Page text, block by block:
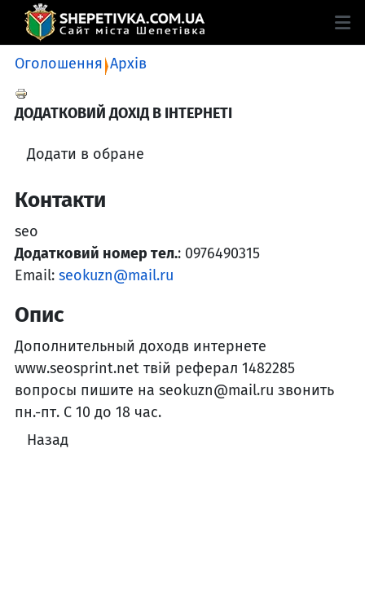
Оголошення Архів
ДОДАТКОВИЙ ДОХІД В ІНТЕРНЕТІ
Додати в обране
Контакти
seo
Додатковий номер тел.: 0976490315
Email: seokuzn@mail.ru
Опис
Дополнительный доходв интернете
www.seosprint.net твій реферал 1482285
вопросы пишите на seokuzn@mail.ru звонить
пн.-пт. С 10 до 18 час.
Назад